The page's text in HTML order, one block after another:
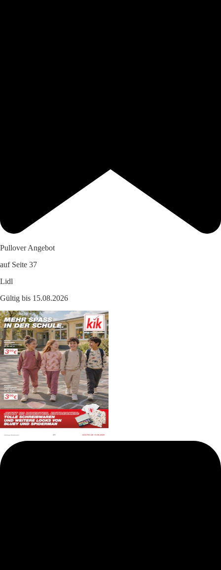
Pullover Angebot
auf Seite 37
Lidl
Gültig bis 15.08.2026